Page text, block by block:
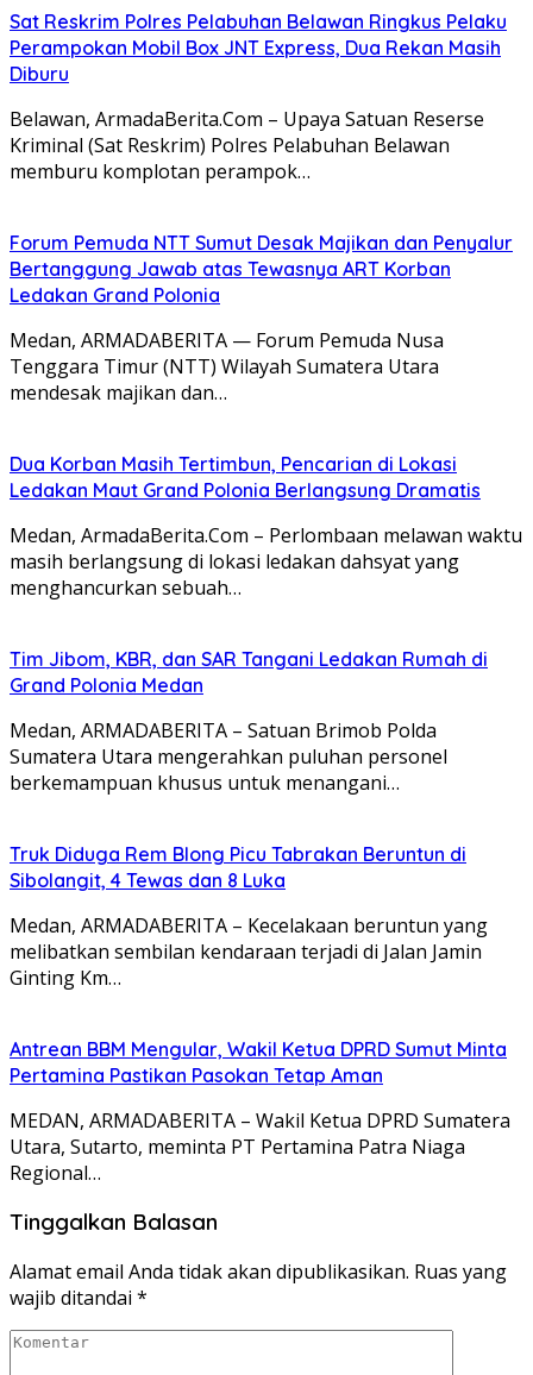
Sat Reskrim Polres Pelabuhan Belawan Ringkus Pelaku
Perampokan Mobil Box JNT Express, Dua Rekan Masih
Diburu
Belawan, ArmadaBerita.Com – Upaya Satuan Reserse
Kriminal (Sat Reskrim) Polres Pelabuhan Belawan
memburu komplotan perampok…
Forum Pemuda NTT Sumut Desak Majikan dan Penyalur
Bertanggung Jawab atas Tewasnya ART Korban
Ledakan Grand Polonia
Medan, ARMADABERITA — Forum Pemuda Nusa
Tenggara Timur (NTT) Wilayah Sumatera Utara
mendesak majikan dan…
Dua Korban Masih Tertimbun, Pencarian di Lokasi
Ledakan Maut Grand Polonia Berlangsung Dramatis
Medan, ArmadaBerita.Com – Perlombaan melawan waktu
masih berlangsung di lokasi ledakan dahsyat yang
menghancurkan sebuah…
Tim Jibom, KBR, dan SAR Tangani Ledakan Rumah di
Grand Polonia Medan
Medan, ARMADABERITA – Satuan Brimob Polda
Sumatera Utara mengerahkan puluhan personel
berkemampuan khusus untuk menangani…
Truk Diduga Rem Blong Picu Tabrakan Beruntun di
Sibolangit, 4 Tewas dan 8 Luka
Medan, ARMADABERITA – Kecelakaan beruntun yang
melibatkan sembilan kendaraan terjadi di Jalan Jamin
Ginting Km…
Antrean BBM Mengular, Wakil Ketua DPRD Sumut Minta
Pertamina Pastikan Pasokan Tetap Aman
MEDAN, ARMADABERITA – Wakil Ketua DPRD Sumatera
Utara, Sutarto, meminta PT Pertamina Patra Niaga
Regional…
Tinggalkan Balasan
Alamat email Anda tidak akan dipublikasikan. Ruas yang
wajib ditandai *